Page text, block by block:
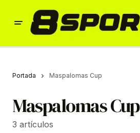
Portada Maspalomas Cup
Maspalomas Cup
3 artículos